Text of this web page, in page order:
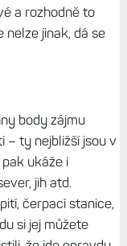
a rozhodně to
nelze jinak, dá se
body zájmu
– ty nejbližší jsou v
ukáže i
jih atd.
čerpací stanice,
si jej můžete